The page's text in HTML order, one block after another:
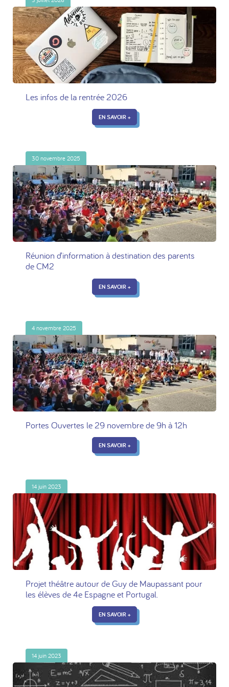
Les infos de la rentrée 2026
EN SAVOIR +
30 novembre 2025
Réunion d’information à destination des parents
de CM2
EN SAVOIR +
4 novembre 2025
Portes Ouvertes le 29 novembre de 9h à 12h
EN SAVOIR +
14 juin 2023
Projet théâtre autour de Guy de Maupassant pour
les élèves de 4e Espagne et Portugal.
EN SAVOIR +
14 juin 2023